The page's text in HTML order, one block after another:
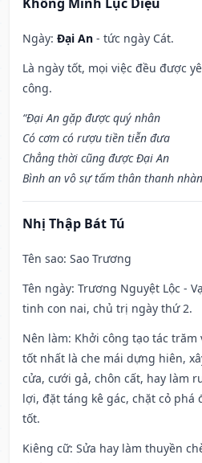
Ngày: Đại An - tức ngày Cát.
Là ngày tốt, mọi việc đều được
công.
“Đại An gặp được quý nhân
Có cơm có rượu tiền tiễn đưa
Chẳng thời cũng được Đại An
Bình an vô sự tấm thân thanh
Nhị Thập Bát Tú
Tên sao: Sao Trương
Tên ngày: Trương Nguyệt Lộc -
tinh con nai, chủ trị ngày thứ 2.
Nên làm: Khởi công tạo tác trăm
tốt nhất là che mái dựng hiên,
cửa, cưới gả, chôn cất, hay làm
lợi, đặt táng kê gác, chặt cỏ phá
tốt.
Kiêng cữ: Sửa hay làm thuyền